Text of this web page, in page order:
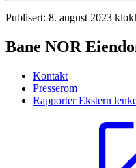
Publisert: 8. august 2023
Bane NOR
Kontakt
Presserom
RapporterEkstern